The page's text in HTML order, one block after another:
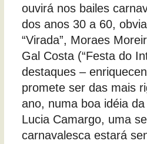
ouvirá nos bailes
dos anos 30 a 60,
“Virada”, Moraes
Gal Costa (“Festa do
destaques –
promete ser das mais
ano, numa boa idéia
Lucia Camargo, uma
carnavalesca estará